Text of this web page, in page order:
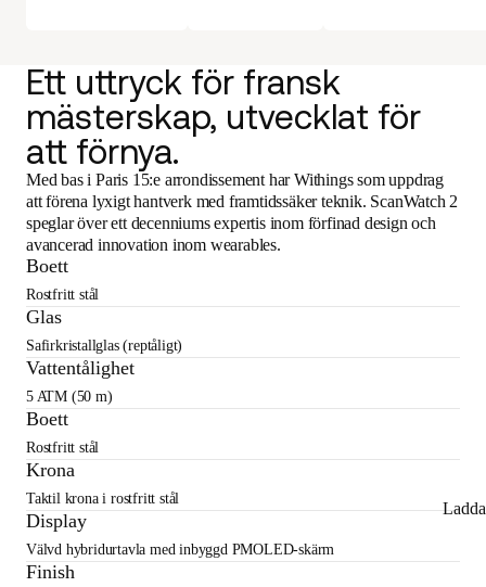
Ett uttryck för fransk
mästerskap, utvecklat för
att förnya.
Med bas i Paris 15:e arrondissement har Withings som uppdrag
att förena lyxigt hantverk med framtidssäker teknik. ScanWatch 2
speglar över ett decenniums expertis inom förfinad design och
avancerad innovation inom wearables.
Boett
Rostfritt stål
Glas
Safirkristallglas (reptåligt)
Vattentålighet
5 ATM (50 m)
Boett
Rostfritt stål
Krona
Taktil krona i rostfritt stål
Display
Välvd hybridurtavla med inbyggd PMOLED-skärm
Finish